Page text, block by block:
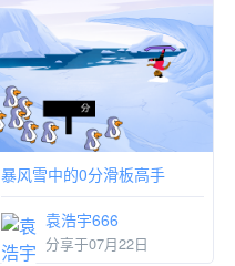
暴风雪中的0分滑板高手
袁浩宇666
分享于07月22日